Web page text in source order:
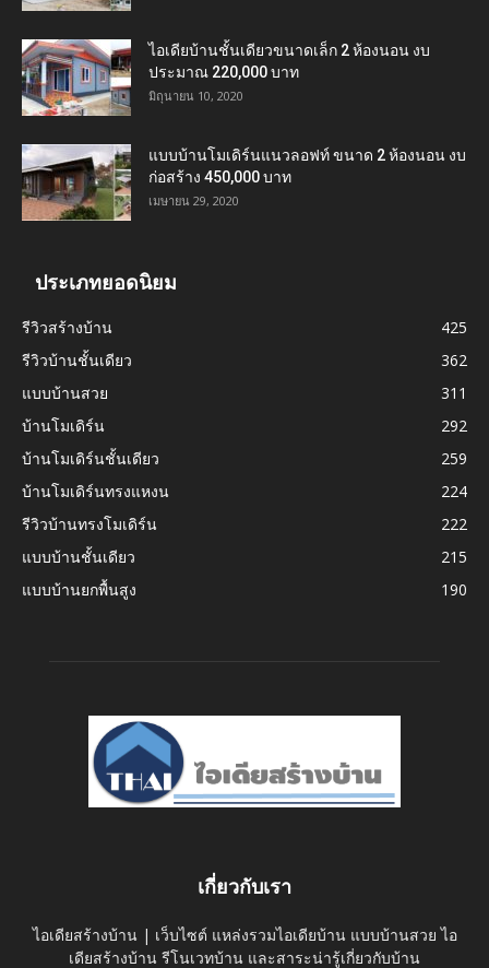
ไอเดียบ้านชั้นเดียวขนาดเล็ก 2 ห้องนอน งบ
ประมาณ 220,000 บาท
มิถุนายน 10, 2020
แบบบ้านโมเดิร์นแนวลอฟท์ ขนาด 2 ห้องนอน งบ
ก่อสร้าง 450,000 บาท
เมษายน 29, 2020
ประเภทยอดนิยม
รีวิวสร้างบ้าน
425
รีวิวบ้านชั้นเดียว
362
แบบบ้านสวย
311
บ้านโมเดิร์น
292
บ้านโมเดิร์นชั้นเดียว
259
บ้านโมเดิร์นทรงแหงน
224
รีวิวบ้านทรงโมเดิร์น
222
แบบบ้านชั้นเดียว
215
แบบบ้านยกพื้นสูง
190
เกี่ยวกับเรา
ไอเดียสร้างบ้าน | เว็บไซต์ แหล่งรวมไอเดียบ้าน แบบบ้านสวย ไอ
เดียสร้างบ้าน รีโนเวทบ้าน และสาระน่ารู้เกี่ยวกับบ้าน